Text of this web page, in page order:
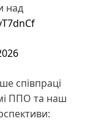
над
співпраці
ППО та наш